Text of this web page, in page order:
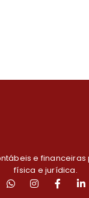
e
física e jurídica.